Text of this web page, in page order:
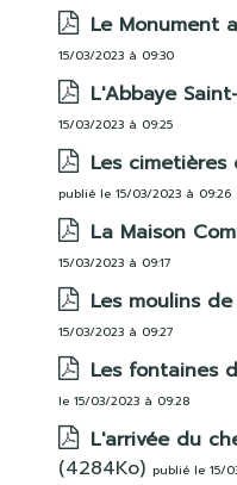
Le Monument
15/03/2023 à 09:30
L'Abbaye
15/03/2023 à 09:25
Les cimetières
publié le 15/03/2023 à 09:26
La Maison
15/03/2023 à 09:17
Les moulins
15/03/2023 à 09:27
Les fontaines
le 15/03/2023 à 09:28
L'arrivée du
(4284Ko) publié le 15/